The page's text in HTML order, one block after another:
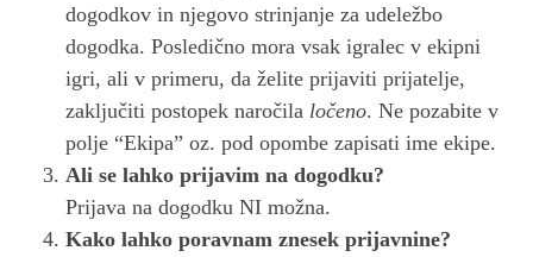
dogodkov in njegovo strinjanje za udeležbo
dogodka. Posledično mora vsak igralec v ekipni
igri, ali v primeru, da želite prijaviti prijatelje,
zaključiti postopek naročila ločeno. Ne pozabite v
polje “Ekipa” oz. pod opombe zapisati ime ekipe.
Ali se lahko prijavim na dogodku?
Prijava na dogodku NI možna.
Kako lahko poravnam znesek prijavnine?